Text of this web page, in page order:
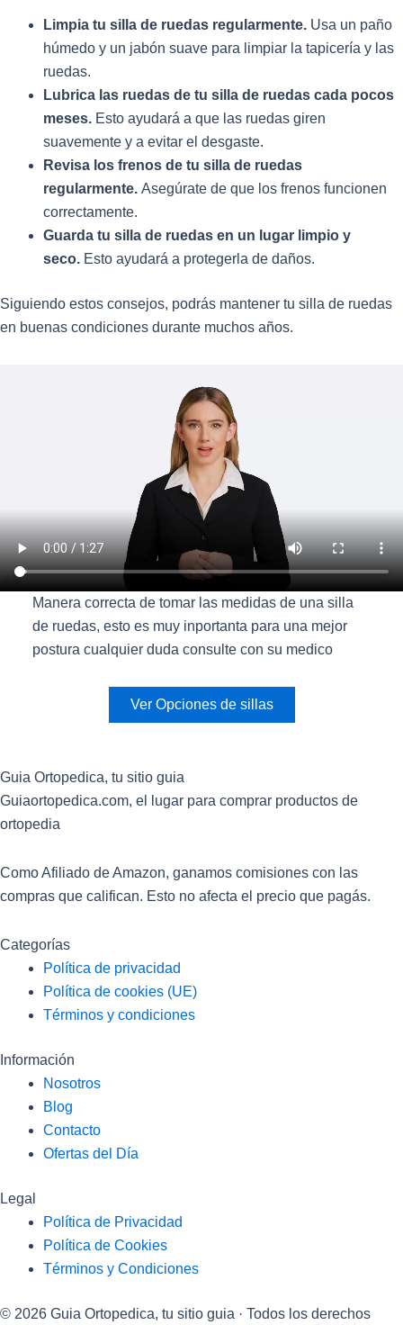
Limpia tu silla de ruedas regularmente. Usa un paño
húmedo y un jabón suave para limpiar la tapicería y las
ruedas.
Lubrica las ruedas de tu silla de ruedas cada pocos
meses. Esto ayudará a que las ruedas giren
suavemente y a evitar el desgaste.
Revisa los frenos de tu silla de ruedas
regularmente. Asegúrate de que los frenos funcionen
correctamente.
Guarda tu silla de ruedas en un lugar limpio y
seco. Esto ayudará a protegerla de daños.
Siguiendo estos consejos, podrás mantener tu silla de ruedas
en buenas condiciones durante muchos años.
Manera correcta de tomar las medidas de una silla
de ruedas, esto es muy inportanta para una mejor
postura cualquier duda consulte con su medico
Ver Opciones de sillas
Guia Ortopedica, tu sitio guia
Guiaortopedica.com, el lugar para comprar productos de
ortopedia
Como Afiliado de Amazon, ganamos comisiones con las
compras que califican. Esto no afecta el precio que pagás.
Categorías
Política de privacidad
Política de cookies (UE)
Términos y condiciones
Información
Nosotros
Blog
Contacto
Ofertas del Día
Legal
Política de Privacidad
Política de Cookies
Términos y Condiciones
© 2026 Guia Ortopedica, tu sitio guia · Todos los derechos